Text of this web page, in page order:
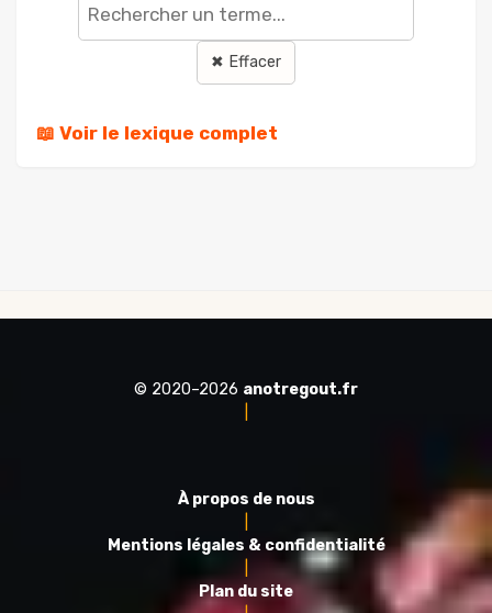
terme
✖ Effacer
📖 Voir le lexique complet
© 2020–2026 anotregout.fr
À propos de nous
Mentions légales & confidentialité
Plan du site